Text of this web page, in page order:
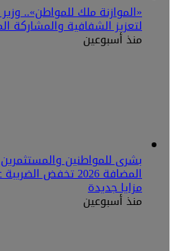
«الموازنة ملك للمواطن»..
لتعزيز الشفافية والمشاركة
منذ أسبوعين
بشرى للمواطنين
المضافة 2026 تخفض
مزايا جديدة
منذ أسبوعين